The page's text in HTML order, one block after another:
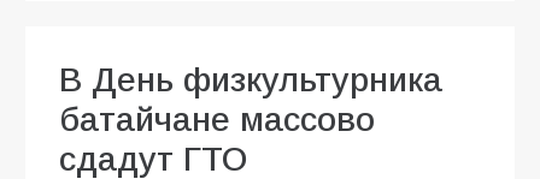
В День физкультурника
батайчане массово
сдадут ГТО